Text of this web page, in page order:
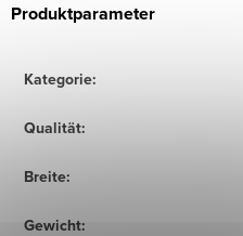
Produktparameter
Kategorie:
Qualität:
Breite:
Gewicht: